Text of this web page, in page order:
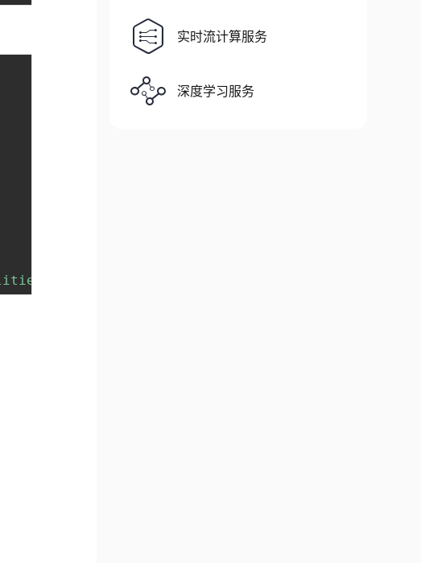
实时流计算服务
深度学习服务